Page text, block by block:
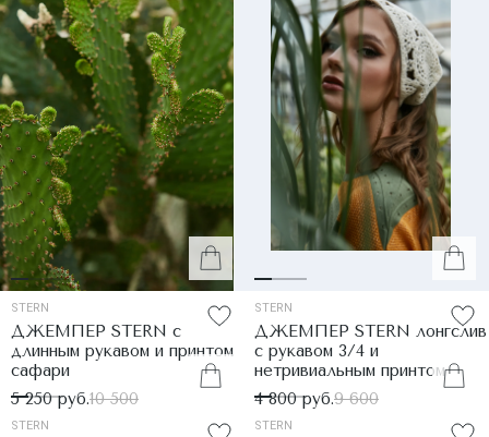
STERN
ДЖЕМПЕР STERN с
длинным рукавом и принтом
сафари
5 250 руб.10 500
STERN
ДЖЕМПЕР STERN лонгслив
с рукавом 3/4 и
нетривиальным принтом
4 800 руб.9 600
STERN STERN